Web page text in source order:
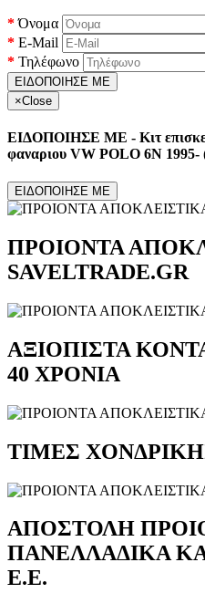
Όνομα
E-Mail
Τηλέφωνο
ΕΙΔΟΠΟΙΗΣΕ ΜΕ
×Close
ΕΙΔΟΠΟΙΗΣΕ ΜΕ - Κιτ
φαναριου VW POLO 6N 1995-
ΕΙΔΟΠΟΙΗΣΕ ΜΕ
ΠΡΟΙΟΝΤΑ
SAVELTRADE.GR
ΑΞΙΟΠΙΣΤΑ
40 ΧΡΟΝΙΑ
ΤΙΜΕΣ
ΑΠΟΣΤΟΛΗ
ΠΑΝΕΛΛΑΔΙΚΑ
Ε.Ε.